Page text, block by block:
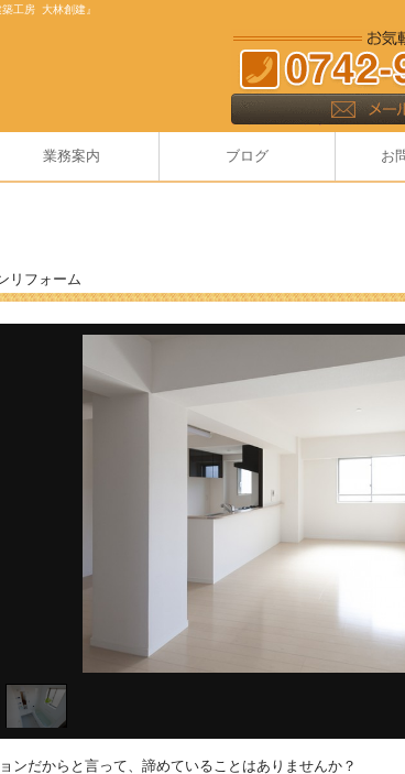
工房 大林創建』
業務案内 ブログ お
リフォーム
ンだからと言って、諦めていることはありませんか？